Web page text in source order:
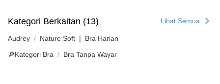
Kategori Berkaitan (13) Lihat Semua
Audrey Nature Soft ❘ Bra Harian
🔎Kategori Bra Bra Tanpa Wayar